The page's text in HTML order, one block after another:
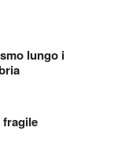
lungo i
fragile